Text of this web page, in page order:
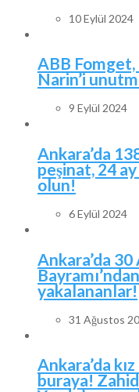
10 Eylül 2024
ABB Fomget,
Narin’i
9 Eylül 2024
Ankara’da
peşinat, 24
olun!
6 Eylül 2024
Ankara’da
yakalananlar!
31 Ağustos
Ankara’da
buraya!